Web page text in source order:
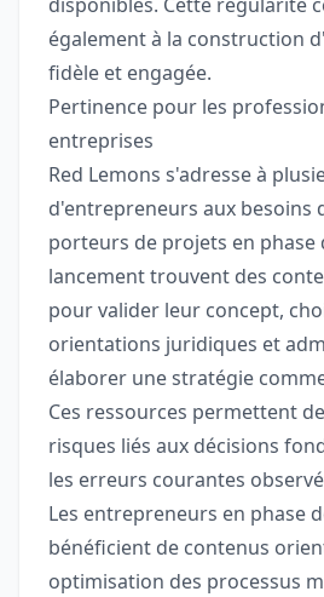
également à la construction
fidèle et engagée.
Pertinence pour les
entreprises
Red Lemons s'adresse à
d'entrepreneurs aux besoins
porteurs de projets en phase
lancement trouvent des
pour valider leur concept,
orientations juridiques et
élaborer une stratégie
Ces ressources permettent
risques liés aux décisions
les erreurs courantes
Les entrepreneurs en phase
bénéficient de contenus
optimisation des processus